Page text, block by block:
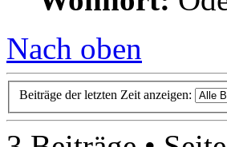
Nach oben
Beiträge der letzten Zeit anzeigen: